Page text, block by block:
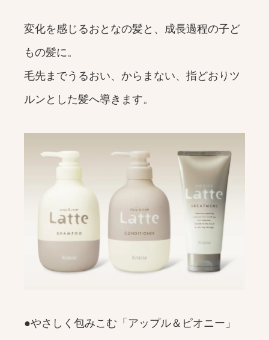
変化を感じるおとなの髪と、成長過程の子ど
もの髪に。
毛先までうるおい、からまない、指どおりツ
ルンとした髪へ導きます。
●やさしく包みこむ「アップル＆ピオニー」